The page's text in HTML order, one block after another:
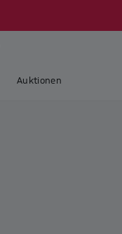
Auktionen